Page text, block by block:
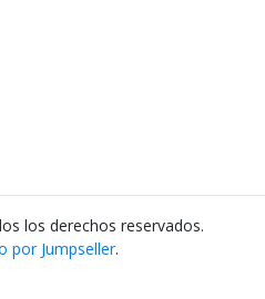
los derechos reservados.
por Jumpseller.